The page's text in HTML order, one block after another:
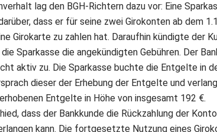
lag den BGH-Richtern dazu vor: Eine
dass er für seine zwei Girokonten ab dem
Girokarte zu zahlen hat. Daraufhin kündigte der
Sparkasse die angekündigten Gebühren. Der
aktiv zu. Die Sparkasse buchte die Entgelte in
dieser der Erhebung der Entgelte und
Entgelte in Höhe von insgesamt 192 €.
dass der Bankkunde die Rückzahlung der
kann. Die fortgesetzte Nutzung eines